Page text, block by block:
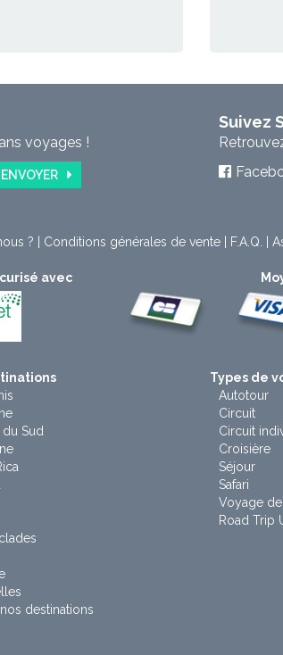
voyages !
ENVOYER
Suivez
? Conditions générales de vente| F.A.Q.
avec
Sud
destinations
Types de
Autotour
Circuit
Circuit
Croisière
Séjour
Safari
Voyage
Road Trip